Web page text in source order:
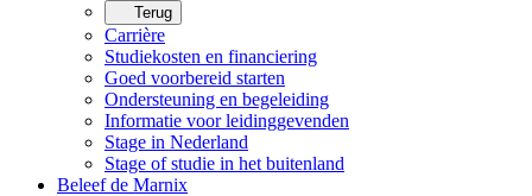
Terug
Carrière
Studiekosten en financiering
Goed voorbereid starten
Ondersteuning en begeleiding
Informatie voor leidinggevenden
Stage in Nederland
Stage of studie in het buitenland
Beleef de Marnix